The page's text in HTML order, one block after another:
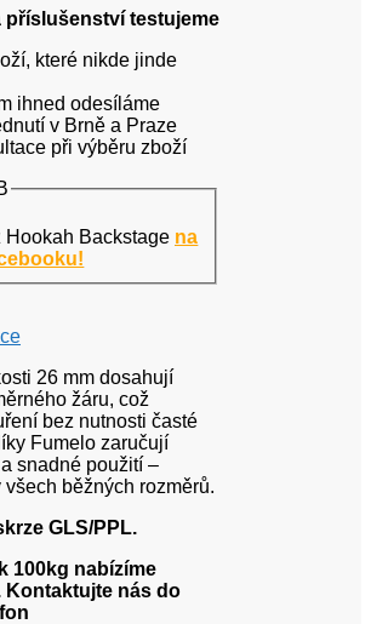
příslušenství testujeme
které nikde jinde
ihned odesíláme
v Brně a Praze
při výběru zboží
Backstage na
26 mm dosahují
žáru, což
bez nutnosti časté
Fumelo zaručují
snadné použití –
běžných rozměrů.
GLS/PPL.
100kg nabízíme
Kontaktujte nás do